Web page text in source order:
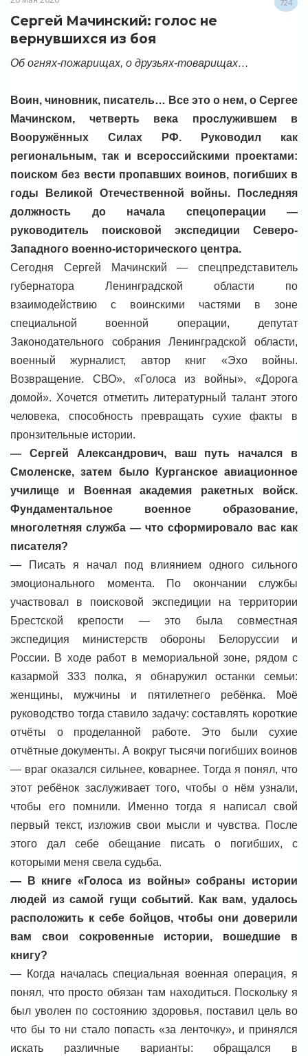
724
Сергей Мачинский: голос не
вернувшихся из боя
Об огнях-пожарищах, о друзьях-товарищах…
Воин, чиновник, писатель… Все это о нем, о Сергее
Мачинском, четверть века прослужившем в
Вооружённых Силах РФ. Руководил как
региональным, так и всероссийскими проектами:
поиском без вести пропавших воинов, погибших в
годы Великой Отечественной войны. Последняя
должность до начала спецоперации —
руководитель поисковой экспедиции Северо-
Западного военно-исторического центра.
Сегодня Сергей Мачинский — спецпредставитель
губернатора Ленинградской области по
взаимодействию с воинскими частями в зоне
специальной военной операции, депутат
Законодательного собрания Ленинградской области,
военный журналист, автор книг «Эхо войны.
Возвращение. СВО», «Голоса из войны», «Дорога
домой». Хочется отметить литературный талант этого
человека, способность превращать сухие факты в
пронзительные истории.
— Сергей Александрович, ваш путь начался в
Смоленске, затем было Курганское авиационное
училище и Военная академия ракетных войск.
Фундаментальное военное образование,
многолетняя служба — что сформировало вас как
писателя?
— Писать я начал под влиянием одного сильного
эмоционального момента. По окончании службы
участвовал в поисковой экспедиции на территории
Брестской крепости — это была совместная
экспедиция министерств обороны Белоруссии и
России. В ходе работ в мемориальной зоне, рядом с
казармой 333 полка, я обнаружил останки семьи:
женщины, мужчины и пятилетнего ребёнка. Моё
руководство тогда ставило задачу: составлять короткие
отчёты о проделанной работе. Это были сухие
отчётные документы. А вокруг тысячи погибших воинов
— враг оказался сильнее, коварнее. Тогда я понял, что
этот ребёнок заслуживает того, чтобы о нём узнали,
чтобы его помнили. Именно тогда я написал свой
первый текст, изложив свои мысли и чувства. После
этого дал себе обещание писать о погибших, с
которыми меня свела судьба.
— В книге «Голоса из войны» собраны истории
людей из самой гущи событий. Как вам, удалось
расположить к себе бойцов, чтобы они доверили
вам свои сокровенные истории, вошедшие в
книгу?
— Когда началась специальная военная операция, я
понял, что просто обязан там находиться. Поскольку я
был уволен по состоянию здоровья, поставил цель во
что бы то ни стало попасть «за ленточку», и принялся
искать различные варианты: обращался в